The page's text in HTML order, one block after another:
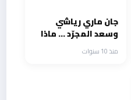
جان ماري رياشي
وسعد المجرّد … ماذا
يطبخان في “جي أم آر
ستوديوز”؟
منذ 10 سنوات